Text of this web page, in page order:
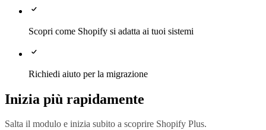
Scopri come Shopify si adatta ai tuoi sistemi
Richiedi aiuto per la migrazione
Inizia più rapidamente
Salta il modulo e inizia subito a scoprire Shopify Plus.